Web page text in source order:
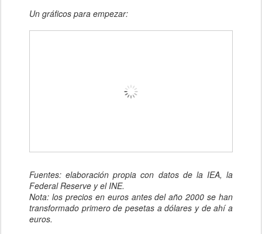
Un gráficos para empezar:
Fuentes: elaboración propia con datos de la IEA, la
Federal Reserve y el INE.
Nota: los precios en euros antes del año 2000 se han
transformado primero de pesetas a dólares y de ahí a
euros.